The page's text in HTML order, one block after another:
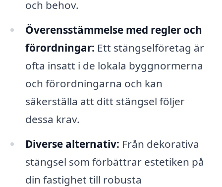
och behov.
Överensstämmelse med regler och
förordningar: Ett stängselföretag är
ofta insatt i de lokala byggnormerna
och förordningarna och kan
säkerställa att ditt stängsel följer
dessa krav.
Diverse alternativ: Från dekorativa
stängsel som förbättrar estetiken på
din fastighet till robusta